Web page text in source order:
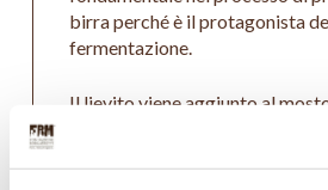
birra perché è il protagonista
fermentazione.
Il lievito viene aggiunto al